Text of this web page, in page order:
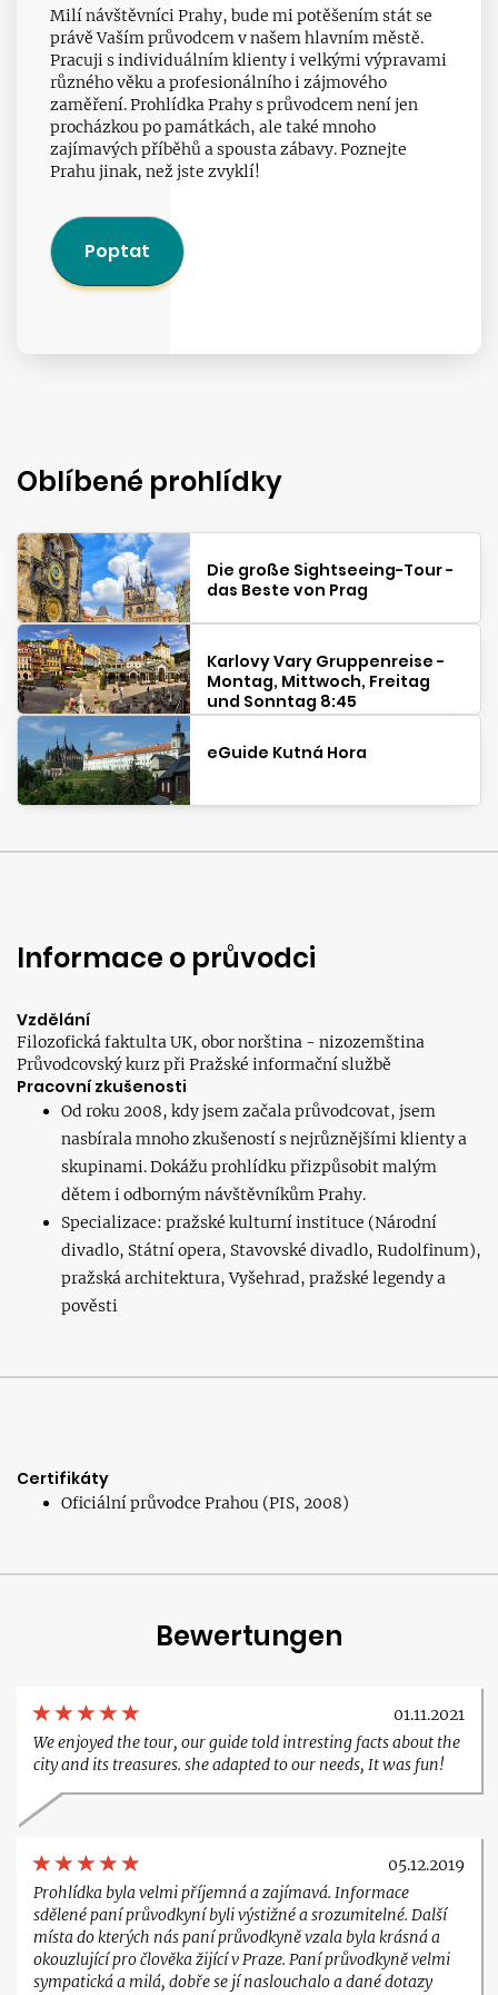
Milí návštěvníci Prahy, bude mi potěšením stát se
právě Vaším průvodcem v našem hlavním městě.
Pracuji s individuálním klienty i velkými výpravami
různého věku a profesionálního i zájmového
zaměření. Prohlídka Prahy s průvodcem není jen
procházkou po památkách, ale také mnoho
zajímavých příběhů a spousta zábavy. Poznejte
Prahu jinak, než jste zvyklí!
Poptat
Oblíbené prohlídky
Die große Sightseeing-Tour -
das Beste von Prag
Karlovy Vary Gruppenreise -
Montag, Mittwoch, Freitag
und Sonntag 8:45
eGuide Kutná Hora
Informace o průvodci
Vzdělání
Filozofická faktulta UK, obor norština - nizozemština
Průvodcovský kurz při Pražské informační službě
Pracovní zkušenosti
Od roku 2008, kdy jsem začala průvodcovat, jsem
nasbírala mnoho zkušeností s nejrůznějšími klienty a
skupinami. Dokážu prohlídku přizpůsobit malým
dětem i odborným návštěvníkům Prahy.
Specializace: pražské kulturní instituce (Národní
divadlo, Státní opera, Stavovské divadlo, Rudolfinum),
pražská architektura, Vyšehrad, pražské legendy a
pověsti
Certifikáty
Oficiální průvodce Prahou (PIS, 2008)
Bewertungen
01.11.2021
We enjoyed the tour, our guide told intresting facts about the
city and its treasures. she adapted to our needs, It was fun!
05.12.2019
Prohlídka byla velmi příjemná a zajímavá. Informace
sdělené paní průvodkyní byli výstižné a srozumitelné. Další
místa do kterých nás paní průvodkyně vzala byla krásná a
okouzlující pro člověka žijící v Praze. Paní průvodkyně velmi
sympatická a milá, dobře se jí naslouchalo a dané dotazy